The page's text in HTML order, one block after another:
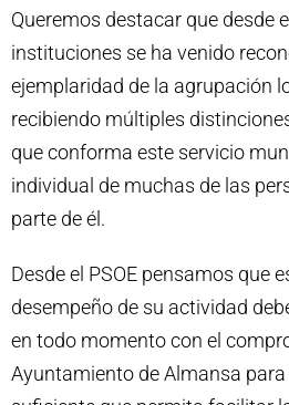
Queremos destacar que desde
instituciones se ha venido
ejemplaridad de la agrupación
recibiendo múltiples
que conforma este servicio
individual de muchas de las
parte de él.
Desde el PSOE pensamos que
desempeño de su actividad
en todo momento con el
Ayuntamiento de Almansa